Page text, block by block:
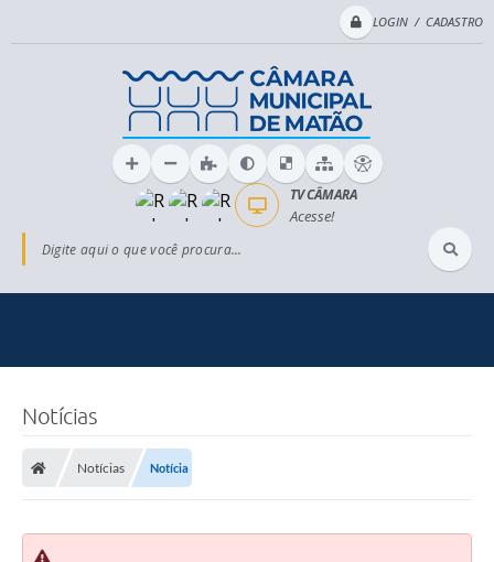
LOGIN / CADASTRO
Digite aqui o que você procura...
TV CÂMARA
Acesse!
Notícias
Notícias Notícia